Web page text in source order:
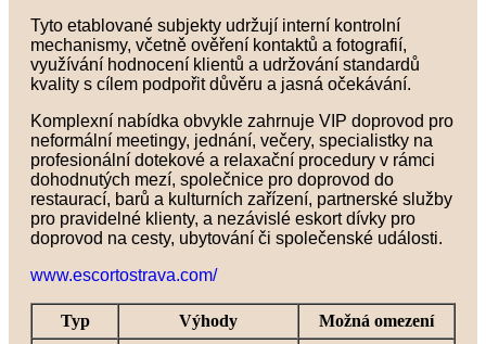
Tyto etablované subjekty udržují interní kontrolní
mechanismy, včetně ověření kontaktů a fotografií,
využívání hodnocení klientů a udržování standardů
kvality s cílem podpořit důvěru a jasná očekávání.
Komplexní nabídka obvykle zahrnuje VIP doprovod pro
neformální meetingy, jednání, večery, specialistky na
profesionální dotekové a relaxační procedury v rámci
dohodnutých mezí, společnice pro doprovod do
restaurací, barů a kulturních zařízení, partnerské služby
pro pravidelné klienty, a nezávislé eskort dívky pro
doprovod na cesty, ubytování či společenské události.
www.escortostrava.com/
Typ Výhody Možná omezení